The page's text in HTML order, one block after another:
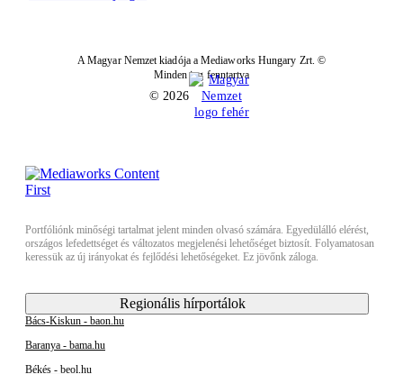
A Magyar Nemzet kiadója a Mediaworks Hungary Zrt. ©
Minden jog fenntartva
© 2026
Portfóliónk minőségi tartalmat jelent minden olvasó számára. Egyedülálló elérést,
országos lefedettséget és változatos megjelenési lehetőséget biztosít. Folyamatosan
keressük az új irányokat és fejlődési lehetőségeket. Ez jövőnk záloga.
Regionális hírportálok
Bács-Kiskun - baon.hu
Baranya - bama.hu
Békés - beol.hu